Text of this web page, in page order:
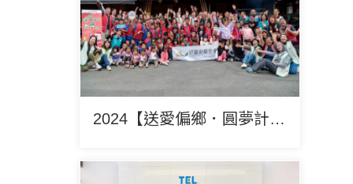
2024【送愛偏鄉．圓夢計畫】嘉義阿里山報導